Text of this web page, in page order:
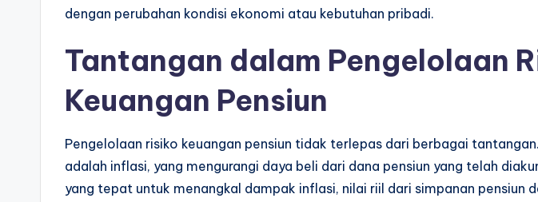
dengan perubahan kondisi ekonomi atau kebutuhan pribadi.
Tantangan dalam Pengelolaan
Keuangan Pensiun
Pengelolaan risiko keuangan pensiun tidak terlepas dari berbagai
adalah inflasi, yang mengurangi daya beli dari dana pensiun yang telah
yang tepat untuk menangkal dampak inflasi, nilai riil dari simpanan pensiun